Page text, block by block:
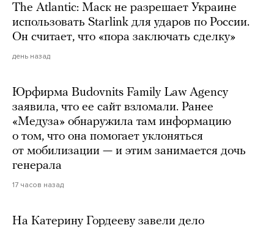
The Atlantic: Маск не разрешает Украине
использовать Starlink для ударов по России.
Он считает, что «пора заключать сделку»
день назад
Юрфирма Budovnits Family Law Agency
заявила, что ее сайт взломали. Ранее
«Медуза» обнаружила там информацию
о том, что она помогает уклоняться
от мобилизации — и этим занимается дочь
генерала
17 часов назад
На Катерину Гордееву завели дело